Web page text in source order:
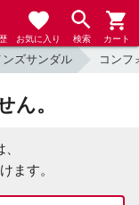
お気に入り 検索 カート
ンズサンダル コンフ
ん。
ます。